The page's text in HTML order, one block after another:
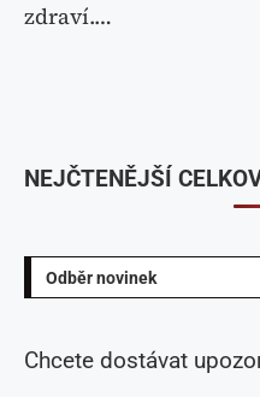
zdraví.…
Odběr novinek
Chcete dostávat
NEJČTENĚJŠÍ